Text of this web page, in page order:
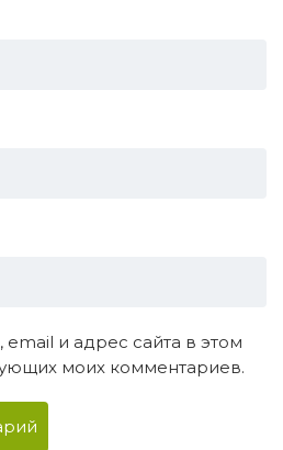
и адрес сайта в этом
моих комментариев.